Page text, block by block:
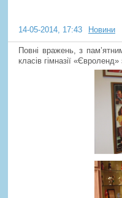
14-05-2014, 17:43 Новини
Повні вражень, з
класів гімназії